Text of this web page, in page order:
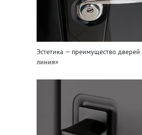
Эстетика — преимущество дверей
линия»